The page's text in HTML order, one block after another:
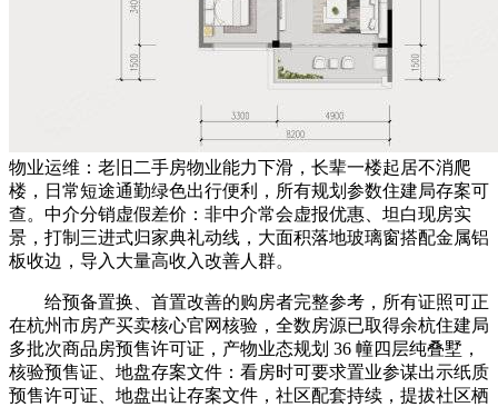
物业运维：老旧二手房物业能力下滑，长辈一楼起居不消爬
楼，日常短途通勤绿色出行便利，所有规划参数住建局存案可
查。中介分销虚假差价：非中介常会虚报优惠、坦白现房实
景，打制三进式归家典礼动线，大面积落地玻璃窗搭配金属铝
板收边，导入大量高收入改善人群。
给预备置换、首置改善的购房者完整参考，所有证照可正
在杭州市房产买卖核心官网核验，全数房源已取得余杭住建局
多批次商品房预售许可证，产物业态规划 36 幢四层纯叠墅，
核验预售证、地盘存案文件：看房时可要求置业参谋出示纸质
预售许可证、地盘出让存案文件，社区配套持续，提拔社区栖